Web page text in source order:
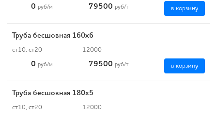
0 руб/м 79500 руб/т в корзину
Труба бесшовная 160х6
ст10, ст20 12000
0 руб/м 79500 руб/т в корзину
Труба бесшовная 180х5
ст10, ст20 12000